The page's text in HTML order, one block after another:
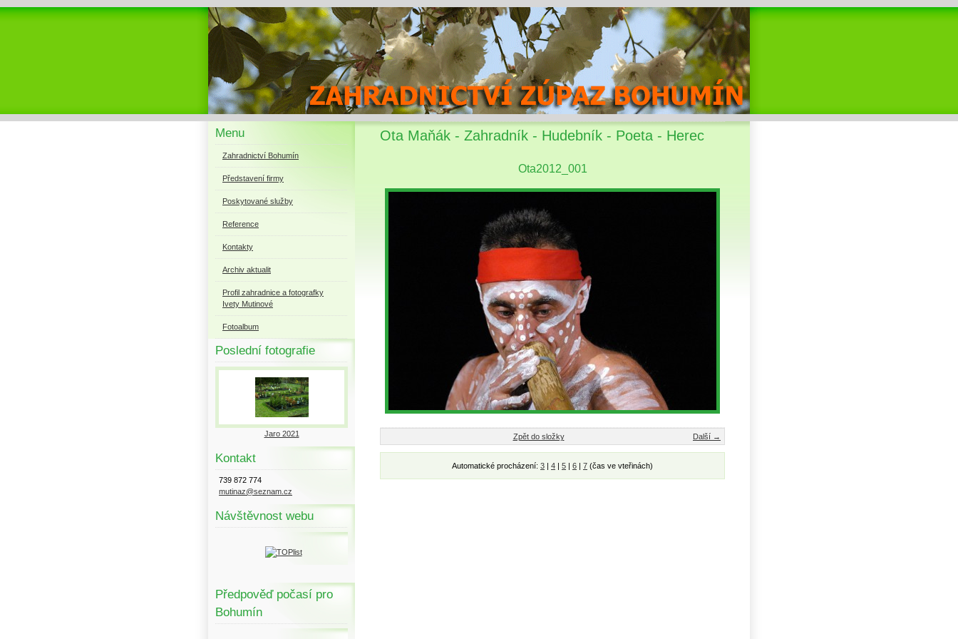
Menu
Zahradnictví Bohumín
Představení firmy
Poskytované služby
Reference
Kontakty
Archiv aktualit
Profil zahradnice a fotografky
Ivety Mutinové
Fotoalbum
Poslední fotografie
Jaro 2021
Kontakt
739 872 774
mutinaz@seznam.cz
Návštěvnost webu
Předpověď počasí pro
Bohumín
Ota Maňák - Zahradník - Hudebník - Poeta - Herec
Ota2012_001
Další →
Zpět do složky
Automatické procházení: 3 | 4 | 5 | 6 | 7 (čas ve vteřinách)